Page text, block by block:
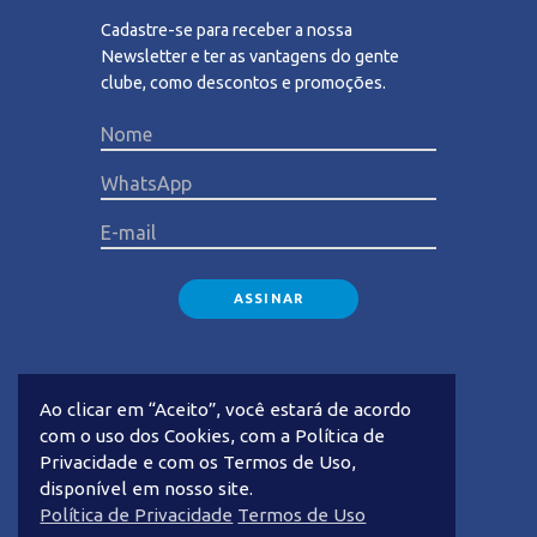
Cadastre-se para receber a nossa
Newsletter e ter as vantagens do gente
clube, como descontos e promoções.
Privacidade Termos de Uso
Ao clicar em “Aceito”, você estará de acordo
com o uso dos Cookies, com a Política de
Privacidade e com os Termos de Uso,
disponível em nosso site.
Política de Privacidade Termos de Uso